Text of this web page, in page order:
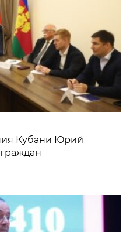
Кубани Юрий